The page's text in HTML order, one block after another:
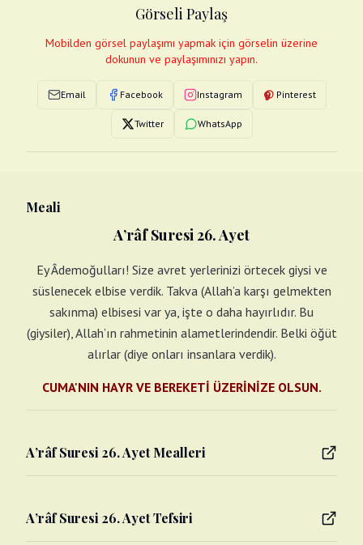
Fotograflar
Görseli Paylaş
Mobilden görsel paylaşımı yapmak için görselin üzerine
dokunun ve paylaşımınızı yapın.
Email Facebook Instagram Pinterest
Twitter WhatsApp
Meali
A’râf Suresi 26. Ayet
Ey Âdemoğulları! Size avret yerlerinizi örtecek giysi ve
süslenecek elbise verdik. Takva (Allah’a karşı gelmekten
sakınma) elbisesi var ya, işte o daha hayırlıdır. Bu
(giysiler), Allah’ın rahmetinin alametlerindendir. Belki öğüt
alırlar (diye onları insanlara verdik).
CUMA'NIN HAYR VE BEREKETİ ÜZERİNİZE OLSUN.
A’râf Suresi 26. Ayet Mealleri
A’râf Suresi 26. Ayet Tefsiri